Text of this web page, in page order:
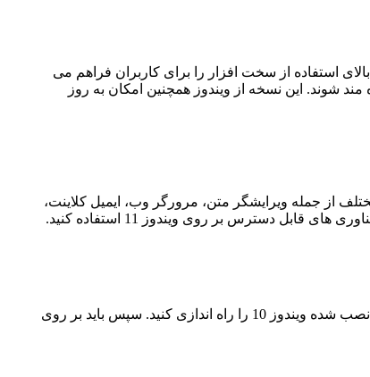
استفاده از سخت افزار را برای کاربران فراهم می
شوند، بهره مند شوند. این نسخه از ویندوز همچنین امکان به روز
افزار های مختلف از جمله ویرایشگر متن، مرورگر وب، ایمیل کلاینت،
نحوه ارتقا ویندوز 10 بسیار ساده است. اول از همه، شما باید از سایت ویندوز به روز رسانی نسخه جدید ویندوز 10 را دانلود کنید. سپس، باید نسخه نصب شده ویندوز 10 را راه اندازی کنید. سپس باید بر روی